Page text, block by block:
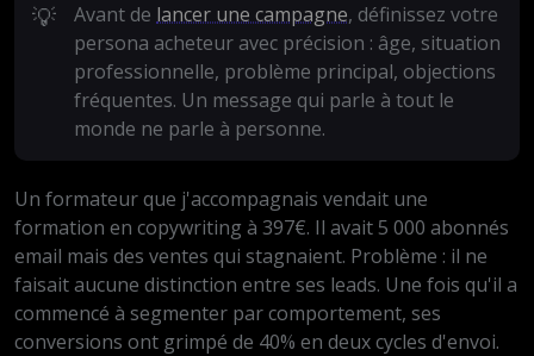
💡 Avant de lancer une campagne, définissez votre
persona acheteur avec précision : âge, situation
professionnelle, problème principal, objections
fréquentes. Un message qui parle à tout le
monde ne parle à personne.
Un formateur que j'accompagnais vendait une
formation en copywriting à 397€. Il avait 5 000 abonnés
email mais des ventes qui stagnaient. Problème : il ne
faisait aucune distinction entre ses leads. Une fois qu'il a
commencé à segmenter par comportement, ses
conversions ont grimpé de 40% en deux cycles d'envoi.